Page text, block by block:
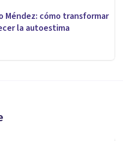
Méndez: cómo transformar
la autoestima